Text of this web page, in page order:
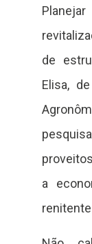
de
Elisa,
a